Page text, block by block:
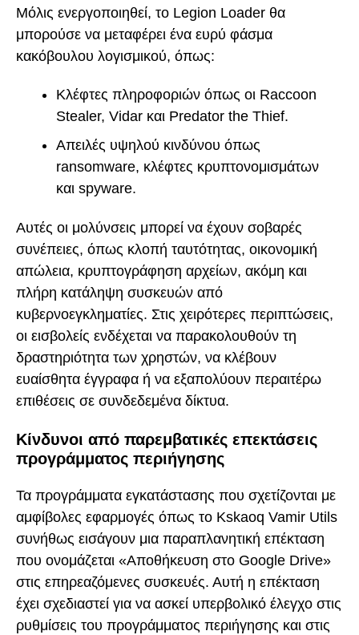
Μόλις ενεργοποιηθεί, το Legion Loader θα
μπορούσε να μεταφέρει ένα ευρύ φάσμα
κακόβουλου λογισμικού, όπως:
Κλέφτες πληροφοριών όπως οι Raccoon
Stealer, Vidar και Predator the Thief.
Απειλές υψηλού κινδύνου όπως
ransomware, κλέφτες κρυπτονομισμάτων
και spyware.
Αυτές οι μολύνσεις μπορεί να έχουν σοβαρές
συνέπειες, όπως κλοπή ταυτότητας, οικονομική
απώλεια, κρυπτογράφηση αρχείων, ακόμη και
πλήρη κατάληψη συσκευών από
κυβερνοεγκληματίες. Στις χειρότερες περιπτώσεις,
οι εισβολείς ενδέχεται να παρακολουθούν τη
δραστηριότητα των χρηστών, να κλέβουν
ευαίσθητα έγγραφα ή να εξαπολύουν περαιτέρω
επιθέσεις σε συνδεδεμένα δίκτυα.
Κίνδυνοι από παρεμβατικές επεκτάσεις
προγράμματος περιήγησης
Τα προγράμματα εγκατάστασης που σχετίζονται με
αμφίβολες εφαρμογές όπως το Kskaoq Vamir Utils
συνήθως εισάγουν μια παραπλανητική επέκταση
που ονομάζεται «Αποθήκευση στο Google Drive»
στις επηρεαζόμενες συσκευές. Αυτή η επέκταση
έχει σχεδιαστεί για να ασκεί υπερβολικό έλεγχο στις
ρυθμίσεις του προγράμματος περιήγησης και στις